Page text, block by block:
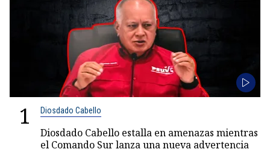
1 Diosdado Cabello
Diosdado Cabello estalla en amenazas mientras
el Comando Sur lanza una nueva advertencia